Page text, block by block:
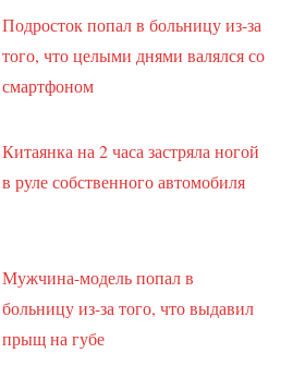
Подросток попал в больницу из-за
того, что целыми днями валялся со
смартфоном
Китаянка на 2 часа застряла ногой
в руле собственного автомобиля
Мужчина-модель попал в
больницу из-за того, что выдавил
прыщ на губе